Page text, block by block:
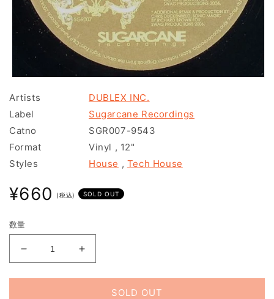
ー
ル
で
メ
デ
ィ
ア
を
開
Artists
DUBLEX INC.
Label
Sugarcane Recordings
Catno
SGR007-9543
Format
Vinyl , 12"
Styles
House , Tech House
通
常
価
格
¥660 (税込) SOLD OUT
数量
SWAG
REMIXES
THE
SWAG
REMIXES
SOLD OUT